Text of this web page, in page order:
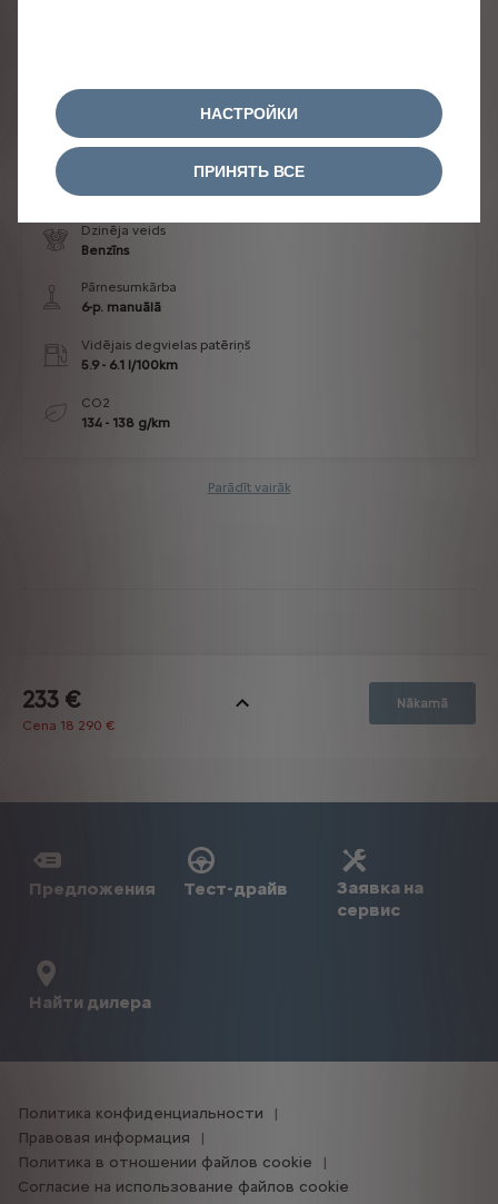
Предложения Тест-драйв
Заявка на
сервис
Найти дилера
Политика конфиденциальности
Правовая информация
Политика в отношении файлов cookie
Согласие на использование файлов cookie
НАСТРОЙКИ
ПРИНЯТЬ ВСЕ